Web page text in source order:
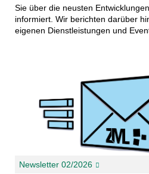
Sie über die neusten
informiert. Wir berichten darüber
eigenen Dienstleistungen und
Newsletter 02/2026